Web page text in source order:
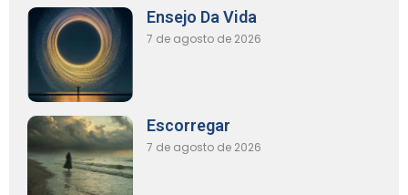
Ensejo Da Vida
7 de agosto de 2026
Escorregar
7 de agosto de 2026